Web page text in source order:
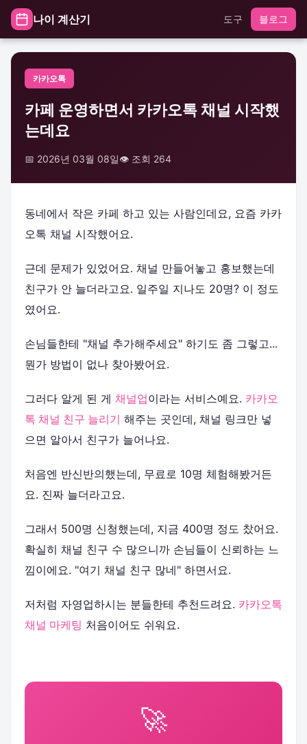
나이 계산기 도구 블로그
카카오톡
카페 운영하면서 카카오톡 채널 시작했
는데요
📅 2026년 03월 08일👁️ 조회 264
동네에서 작은 카페 하고 있는 사람인데요, 요즘 카카
오톡 채널 시작했어요.
근데 문제가 있었어요. 채널 만들어놓고 홍보했는데
친구가 안 늘더라고요. 일주일 지나도 20명? 이 정도
였어요.
손님들한테 "채널 추가해주세요" 하기도 좀 그렇고...
뭔가 방법이 없나 찾아봤어요.
그러다 알게 된 게 채널업이라는 서비스예요. 카카오
톡 채널 친구 늘리기 해주는 곳인데, 채널 링크만 넣
으면 알아서 친구가 늘어나요.
처음엔 반신반의했는데, 무료로 10명 체험해봤거든
요. 진짜 늘더라고요.
그래서 500명 신청했는데, 지금 400명 정도 찼어요.
확실히 채널 친구 수 많으니까 손님들이 신뢰하는 느
낌이에요. "여기 채널 친구 많네" 하면서요.
저처럼 자영업하시는 분들한테 추천드려요. 카카오톡
채널 마케팅 처음이어도 쉬워요.
🚀